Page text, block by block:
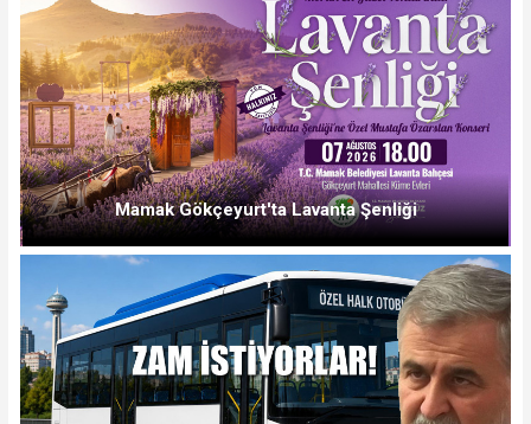
Mamak Gökçeyurt'ta Lavanta Şenliği